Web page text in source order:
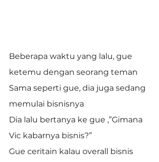
Beberapa waktu yang lalu, gue
ketemu dengan seorang teman
Sama seperti gue, dia juga sedang
memulai bisnisnya
Dia lalu bertanya ke gue ,”Gimana
Vic kabarnya bisnis?”
Gue ceritain kalau overall bisnis